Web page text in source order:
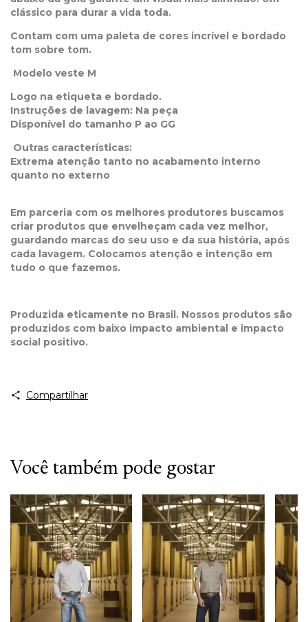
clássico para durar a vida toda.
Contam com uma paleta de cores incrível e bordado
tom sobre tom.
Modelo veste M
Logo na etiqueta e bordado.
Instruções de lavagem: Na peça
Disponível do tamanho P ao GG
Outras características:
Extrema atenção tanto no acabamento interno
quanto no externo
Em parceria com os melhores produtores buscamos
criar produtos que envelheçam cada vez melhor,
guardando marcas do seu uso e da sua história, após
cada lavagem. Colocamos atenção e intenção em
tudo o que fazemos.
Produzida eticamente no Brasil. Nossos produtos são
produzidos com baixo impacto ambiental e impacto
social positivo.
Compartilhar
Você também pode gostar